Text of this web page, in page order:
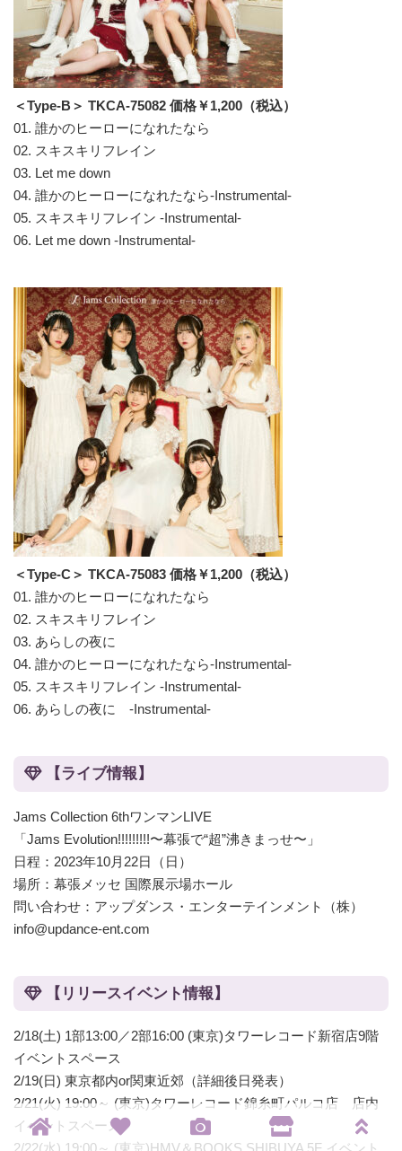
＜Type-B＞ TKCA-75082 価格￥1,200（税込）
01. 誰かのヒーローになれたなら
02. スキスキリフレイン
03. Let me down
04. 誰かのヒーローになれたなら-Instrumental-
05. スキスキリフレイン -Instrumental-
06. Let me down -Instrumental-
＜Type-C＞ TKCA-75083 価格￥1,200（税込）
01. 誰かのヒーローになれたなら
02. スキスキリフレイン
03. あらしの夜に
04. 誰かのヒーローになれたなら-Instrumental-
05. スキスキリフレイン -Instrumental-
06. あらしの夜に -Instrumental-
【ライブ情報】
Jams Collection 6thワンマンLIVE
「Jams Evolution!!!!!!!!!〜幕張で“超”沸きまっせ〜」
日程：2023年10月22日（日）
場所：幕張メッセ 国際展示場ホール
問い合わせ：アップダンス・エンターテインメント（株）
info@updance-ent.com
【リリースイベント情報】
2/18(土) 1部13:00／2部16:00 (東京)タワーレコード新宿店9階
イベントスペース
2/19(日) 東京都内or関東近郊（詳細後日発表）
2/21(火) 19:00～ (東京)タワーレコード錦糸町パルコ店 店内
イベントスペース